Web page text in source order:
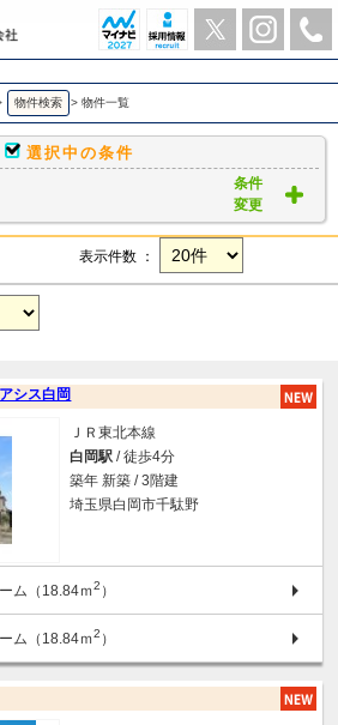
｜ アパマンショップ蓮田店-丸岩産業株式会社-
物件検索 > 物件一覧
選択中の条件
条件
変更
表示件数 ：
シス白岡
ＪＲ東北本線
白岡駅 / 徒歩4分
築年 新築 / 3階建
埼玉県白岡市千駄野
ム（18.84ｍ2 ）
ム（18.84ｍ2 ）